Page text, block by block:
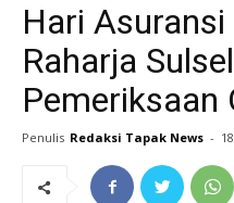
Hari
Raharja
Pemeriksaan
Penulis Redaksi Tapak News -